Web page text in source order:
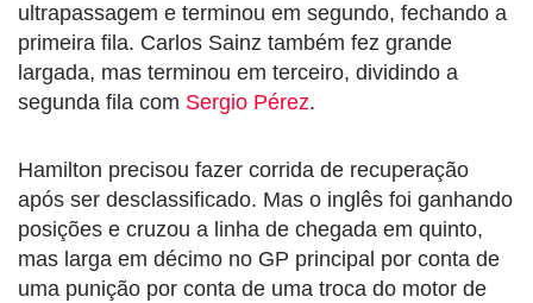
ultrapassagem e terminou em segundo, fechando a
primeira fila. Carlos Sainz também fez grande
largada, mas terminou em terceiro, dividindo a
segunda fila com Sergio Pérez.
Hamilton precisou fazer corrida de recuperação
após ser desclassificado. Mas o inglês foi ganhando
posições e cruzou a linha de chegada em quinto,
mas larga em décimo no GP principal por conta de
uma punição por conta de uma troca do motor de